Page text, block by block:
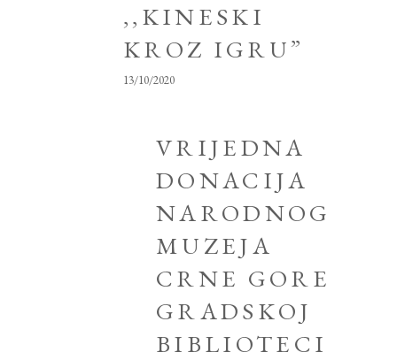
,,KINESKI
KROZ IGRU”
13/10/2020
VRIJEDNA
DONACIJA
NARODNOG
MUZEJA
CRNE GORE
GRADSKOJ
BIBLIOTECI